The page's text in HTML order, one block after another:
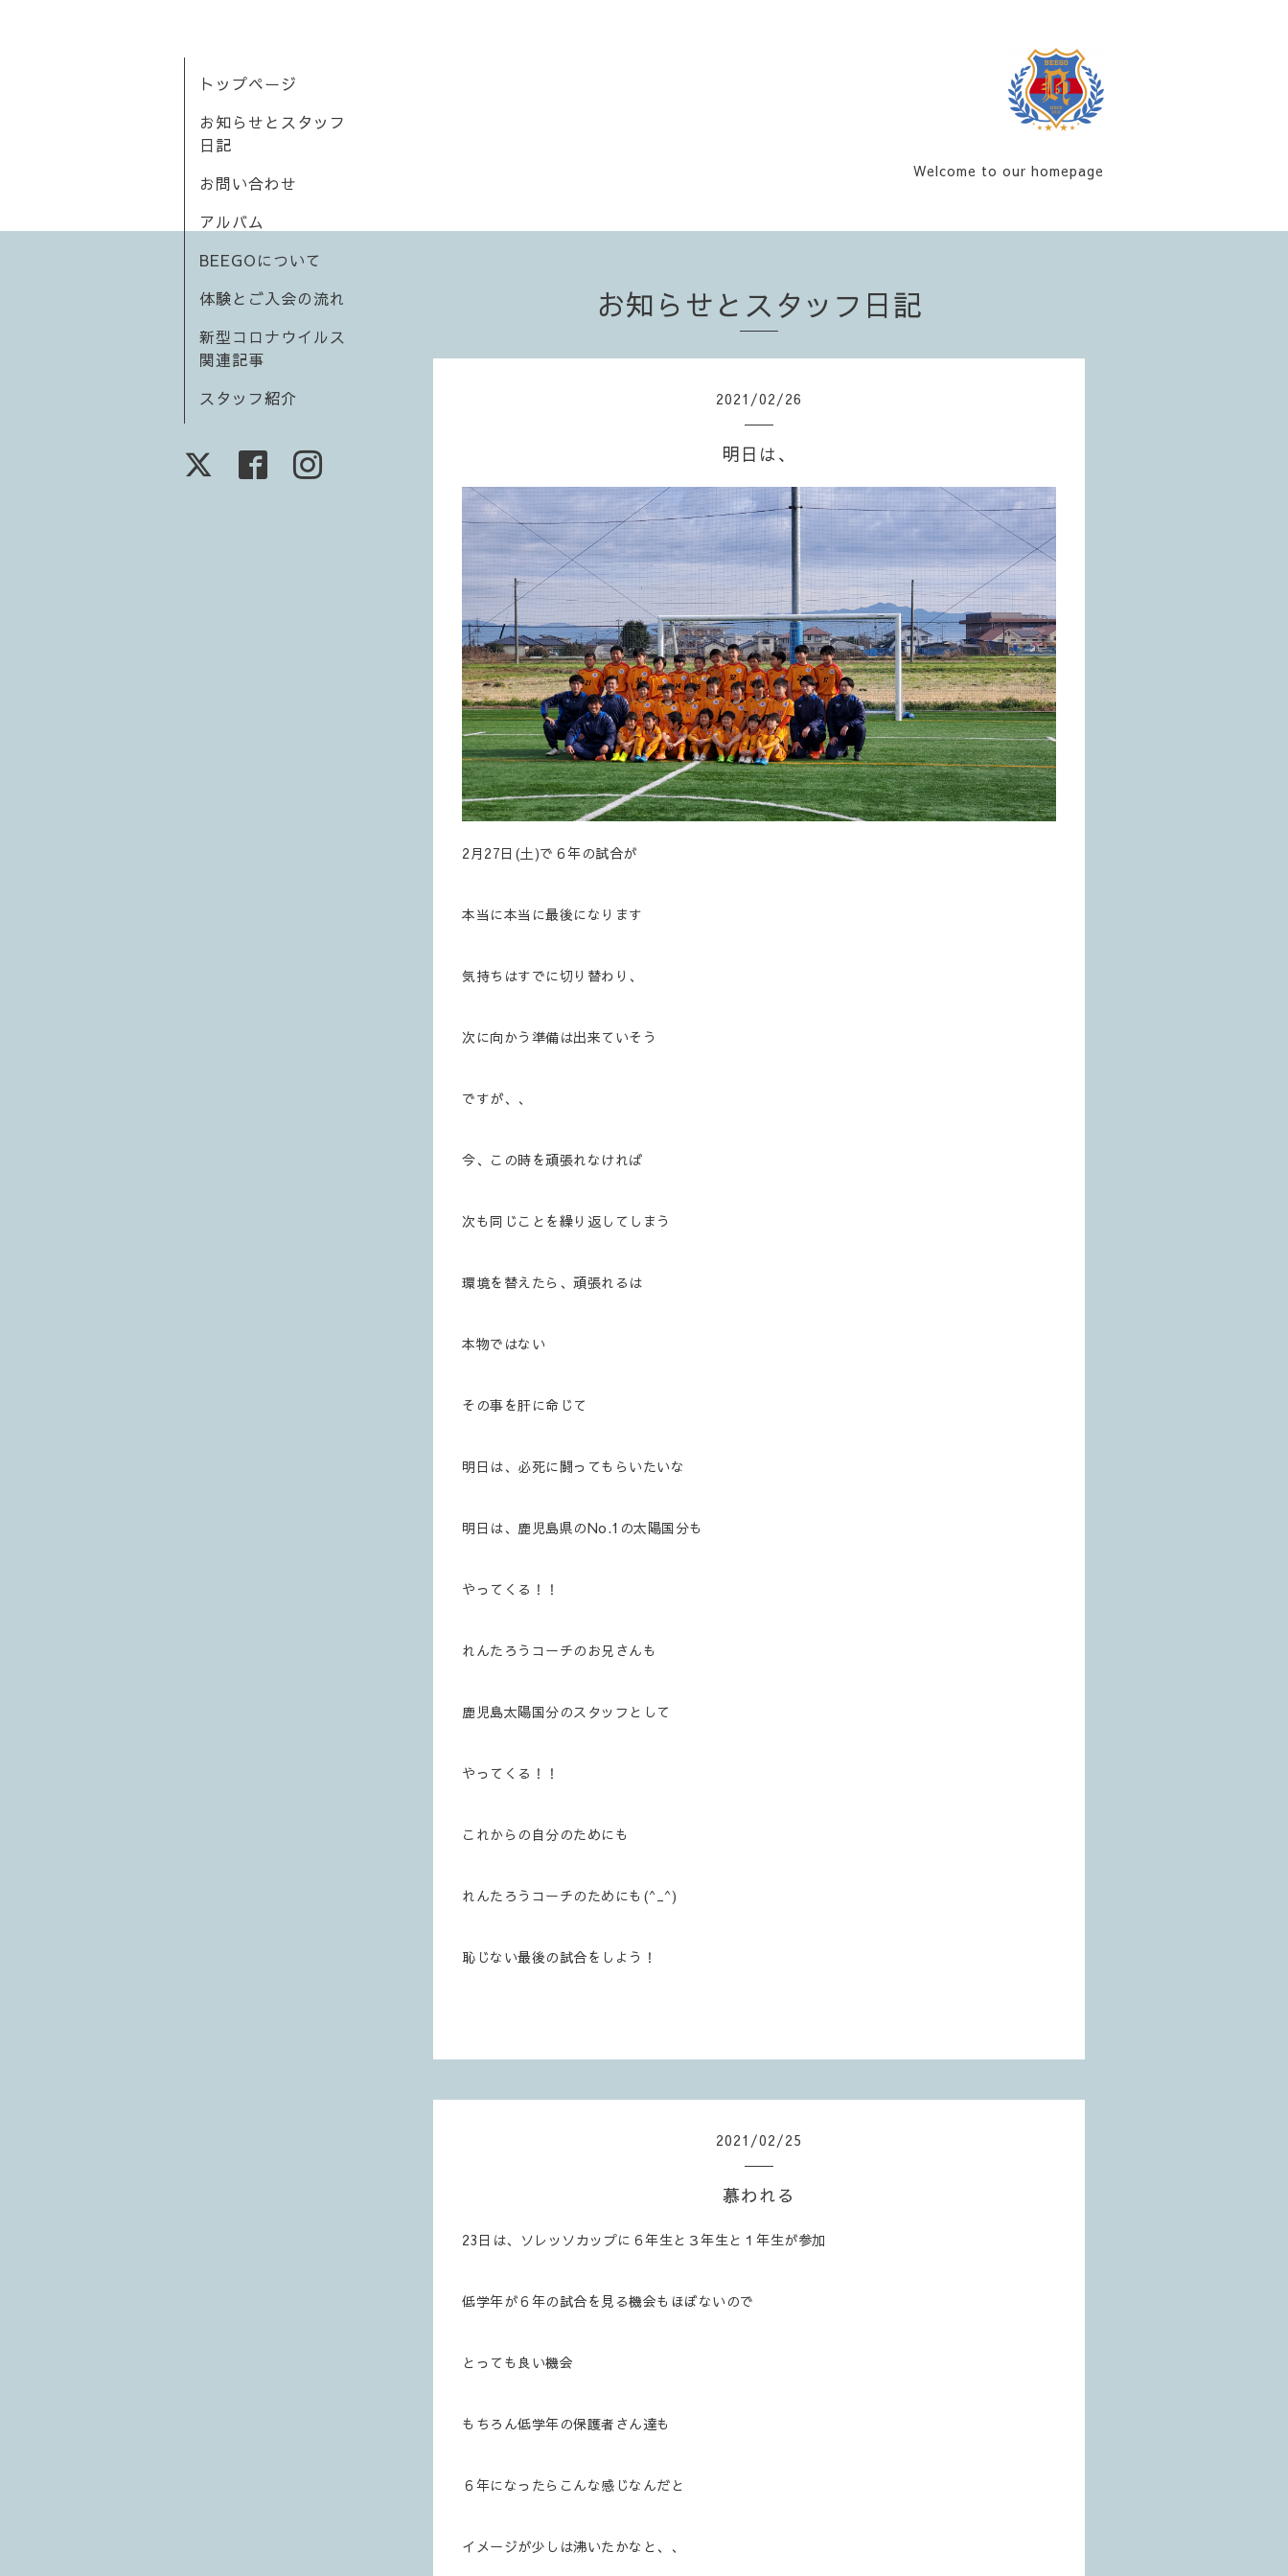
Welcome to our homepage
トップページ
お知らせとスタッフ
日記
お問い合わせ
アルバム
BEEGOについて
体験とご入会の流れ
新型コロナウイルス
関連記事
スタッフ紹介
お知らせとスタッフ日記
2021 /02/26
明日は、
2月27日(土)で６年の試合が
本当に本当に最後になります
気持ちはすでに切り替わり、
次に向かう準備は出来ていそう
ですが、、
今、この時を頑張れなければ
次も同じことを繰り返してしまう
環境を替えたら、頑張れるは
本物ではない
その事を肝に命じて
明日は、必死に闘ってもらいたいな
明日は、鹿児島県のNo.1の太陽国分も
やってくる！！
れんたろうコーチのお兄さんも
鹿児島太陽国分のスタッフとして
やってくる！！
これからの自分のためにも
れんたろうコーチのためにも(^_^)
恥じない最後の試合をしよう！
2021 /02/25
慕われる
23日は、ソレッソカップに６年生と３年生と１年生が参加
低学年が６年の試合を見る機会もほぼないので
とっても良い機会
もちろん低学年の保護者さん達も
６年になったらこんな感じなんだと
イメージが少しは沸いたかなと、、